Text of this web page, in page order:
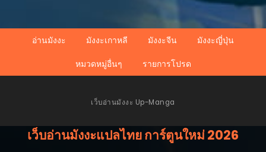
อ่านมังงะ มังงะเกาหลี มังงะจีน
มังงะญี่ปุ่น
หมวดหมู่อื่นๆ
รายการโปรด
เว็บอ่านมังงะ Up-Manga
เว็บอ่านมังงะแปลไทย การ์ตูนใหม่ 2026